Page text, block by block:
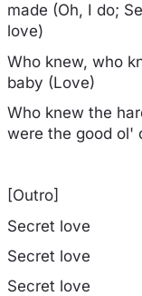
made (Oh, I do;
love)
Who knew, who
baby (Love)
Who knew the
were the good ol'
[Outro]
Secret love
Secret love
Secret love